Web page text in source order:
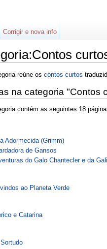
reúne os contos curtos
na categoria "Contos
contém as seguintes 18
Adormecida (Grimm)
de Gansos
do Galo Chantecler e da
ao Planeta Verde
e Catarina
Corrigir e nova info